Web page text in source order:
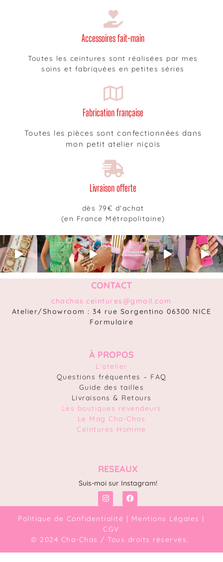
Accessoires fait-main
Toutes les ceintures sont réalisées par mes
soins et fabriquées en petites séries
Fabrication française
Toutes les pièces sont confectionnées dans
mon petit atelier niçois
Livraison offerte
dès 79€ d'achat
(en France Métropolitaine)
CONTACT
chachas.ceintures@gmail.com
Atelier/Showroom : 34 rue Sorgentino 06300 NICE
Formulaire
À PROPOS
L’atelier
Questions fréquentes – FAQ
Guide des tailles
Livraisons & Retours
Les boutiques revendeurs
Le Mag Cha-Chas
Ceintures Homme
RESEAUX
Suis-moi sur Instagram!
Politique de Confidentialité | Mentions Légales |
CGV
© 2024 Cha-Chas / Tous droits réservés.